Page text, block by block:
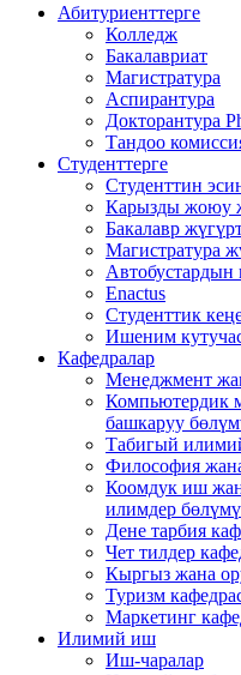
Абитуриенттерге
Колледж
Бакалавриат
Магистратура
Аспирантура
Докторантура
Тандоо
Студенттерге
Студенттин
Карызды жоюу
Бакалавр
Магистратура
Автобустардын
Enactus
Студенттик
Ишеним
Кафедралар
Менеджмент
Компьютердик
башкаруу
Табигый
Философия
Коомдук иш
илимдер бөлүмү
Дене тарбия
Чет тилдер
Кыргыз жана
Туризм
Маркетинг
Илимий иш
Иш-чаралар